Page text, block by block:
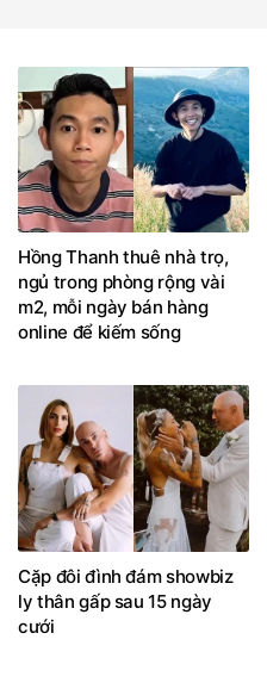
Hồng Thanh thuê nhà trọ,
ngủ trong phòng rộng vài
m2, mỗi ngày bán hàng
online để kiếm sống
Cặp đôi đình đám showbiz
ly thân gấp sau 15 ngày
cưới